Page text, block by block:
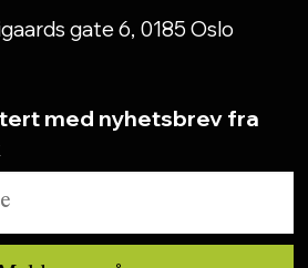
gate 6, 0185 Oslo
med nyhetsbrev fra